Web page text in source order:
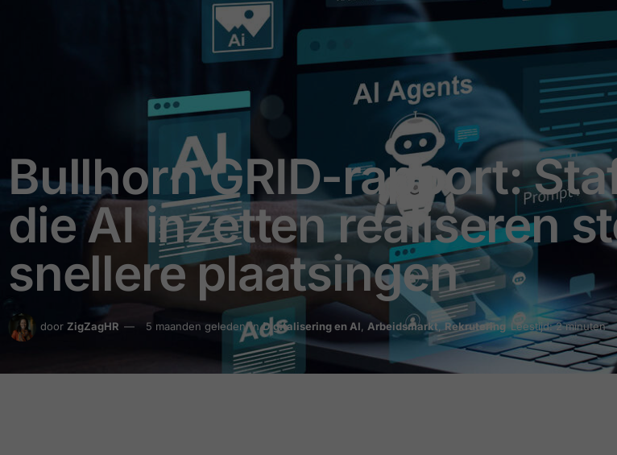
Bullhorn GRID-rapport:
die AI inzetten realiseren
snellere plaatsingen
door ZigZagHR 5 maanden geleden in Digitalisering en AI, Arbeidsmarkt, Rekrutering Leestijd: 2 minuten